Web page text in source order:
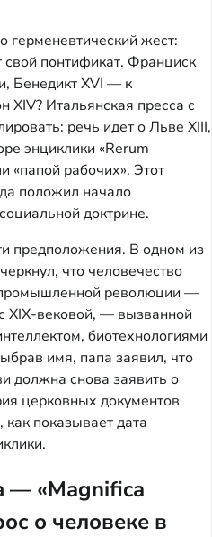
герменевтический жест:
свой понтификат. Франциск
Бенедикт XVI — к
Итальянская пресса с
речь идет о Льве XIII,
энциклики «Rerum
«папой рабочих». Этот
положил начало
доктрине.
предположения. В одном из
что человечество
промышленной революции —
XIX-вековой, — вызванной
биотехнологиями
имя, папа заявил, что
должна снова заявить о
церковных документов
показывает дата
— «Magnifica
о человеке в